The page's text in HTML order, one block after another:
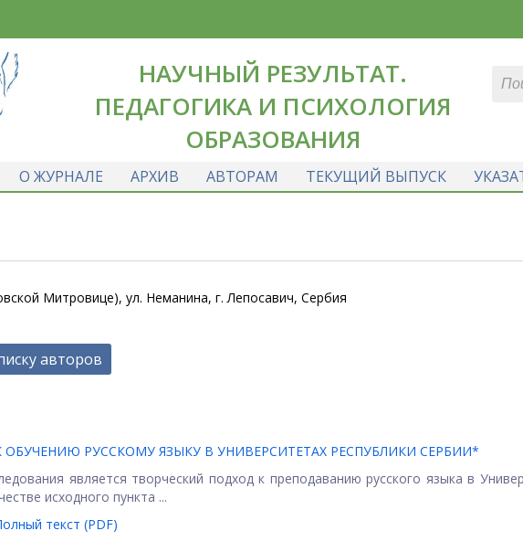
НАУЧНЫЙ РЕЗУЛЬТАТ.
ПЕДАГОГИКА И ПСИХОЛОГИЯ
ОБРАЗОВАНИЯ
О ЖУРНАЛЕ АРХИВ АВТОРАМ ТЕКУЩИЙ ВЫПУСК
Митровице), ул. Неманина, г. Лепосавич, Сербия
авторов
РУССКОМУ ЯЗЫКУ В УНИВЕРСИТЕТАХ РЕСПУБЛИКИ СЕРБИИ*
является творческий подход к преподаванию русского языка в
исходного пункта ...
текст (PDF)